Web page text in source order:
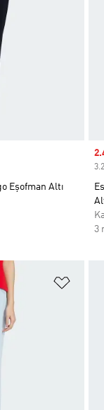
Eşofman Altı
3